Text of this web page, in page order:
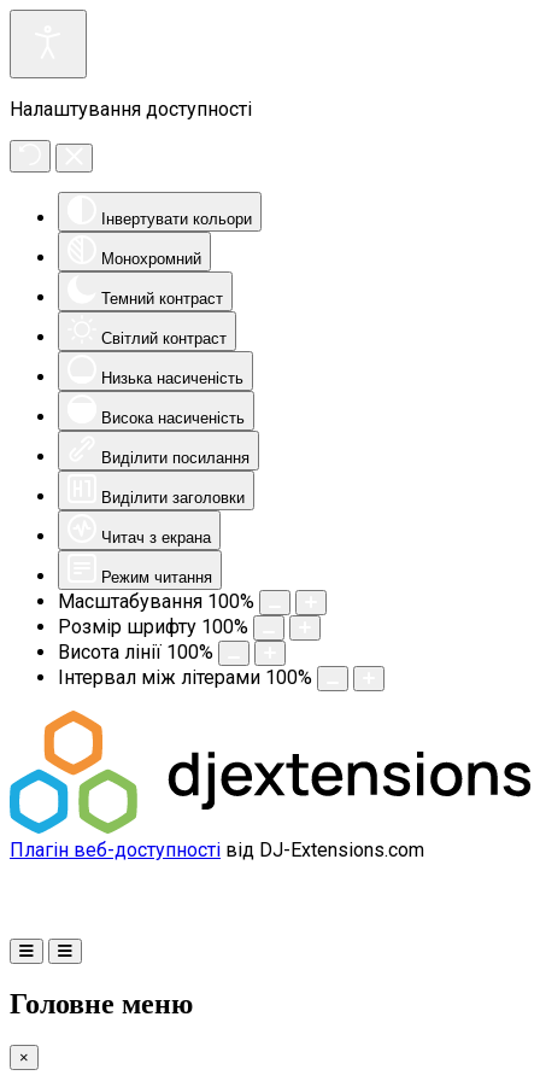
Налаштування доступності
Інвертувати кольори
Монохромний
Темний контраст
Світлий контраст
Низька насиченість
Висока насиченість
Виділити посилання
Виділити заголовки
Читач з екрана
Режим читання
Масштабування 100%
Розмір шрифту 100%
Висота лінії 100%
Інтервал між літерами 100%
Плагін веб-доступності від DJ-Extensions.com
Головне меню
×